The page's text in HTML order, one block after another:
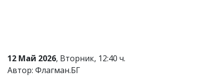
от
читателите
и
12 Май 2026, Вторник, 12:40 ч.
Автор: Флагман.БГ